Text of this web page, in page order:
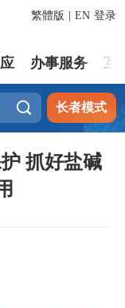
登录
繁體版 EN
办事服务 互
 长者模式
抓好盐碱